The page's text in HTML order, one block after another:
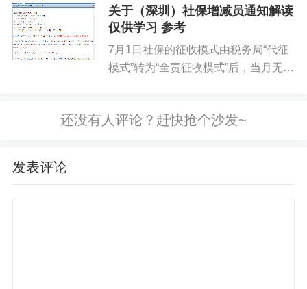
2.职工医保管理
新入职或中断3个月以上职工设置待遇等待期，补缴后
达到退休年龄但缴费不足的，需一次性趸缴至规定年限
3.灵活就业人员
关于（深圳）社保增减员通知解读
仅供学习 参考
7月1日社保的征收模式由税务局“代征
模式”转为“全责征收模式”后，当月无参
负责缴纳当月社保，税务系统将自动计
发表评论